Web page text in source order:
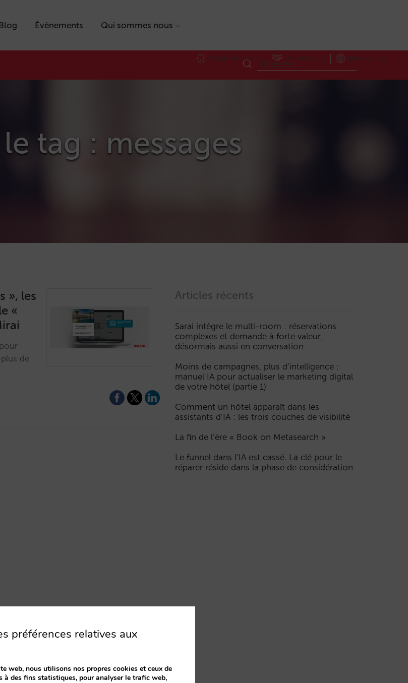
Évènements Qui sommes nous
Accès Hôteliers Partnerships International
tag : messages
», les
«
de
Articles récents
Sarai intègre le multi-room : réservations
complexes et demande à forte valeur,
désormais aussi en conversation
Moins de campagnes, plus d’intelligence :
manuel IA pour actualiser le marketing digital
de votre hôtel (partie 1)
Comment un hôtel apparaît dans les
assistants d’IA : les trois couches de visibilité
La fin de l’ère « Book on Metasearch »
Le funnel dans l’IA est cassé. La clé pour le
réparer réside dans la phase de considération
préférences relatives aux
web, nous utilisons nos propres cookies et ceux de
à des fins statistiques, pour analyser le trafic web,